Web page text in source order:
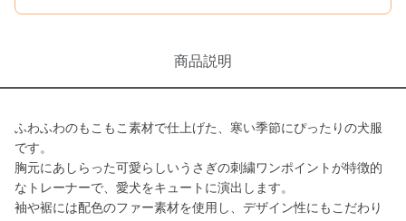
商品説明
ふわふわのもこもこ素材で仕上げた、寒い季節にぴったりの犬服
です。
胸元にあしらった可愛らしいうさぎの刺繍ワンポイントが特徴的
なトレーナーで、愛犬をキュートに演出します。
袖や裾には配色のファー素材を使用し、デザイン性にもこだわり